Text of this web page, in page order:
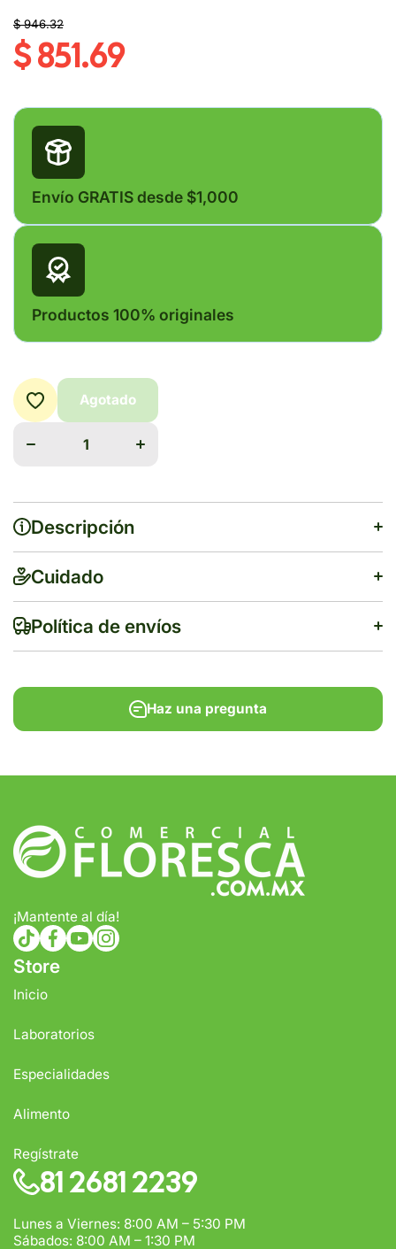
$ 946.32
$ 851.69
Envío GRATIS desde $1,000
Productos 100% originales
Disminuir
cantidad para
IMMITICIDE
SOLUCIÓN
cantidad para
Agotado
Descripción
Cuidado
Política de envíos
Tiempo de entrega estimado: 5 a 7 días hábiles
Gratis en compras de $1,000 o más.
Haz una pregunta
¡Mantente al día!
tiktokcom/@comercialfloresca
facebookcom/FlorescaOficial
youtubecom/@florescaoficial4155
instagramcom/florescaoficial/
Store
Inicio
Laboratorios
Especialidades
Alimento
Regístrate
81 2681 2239
Lunes a Viernes: 8:00 AM – 5:30 PM
Sábados: 8:00 AM – 1:30 PM